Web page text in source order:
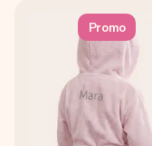
Promo